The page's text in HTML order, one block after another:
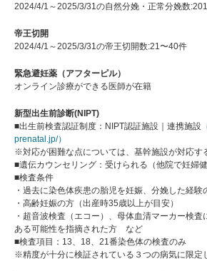
2024/4/1～2025/3/31の自然分娩・正常分娩数
帝王切開
2024/4/1～2025/3/31の帝王切開数:21〜40件
緊急避妊薬（アフターピル）
オンライン診療ができる医師が在籍
新型出生前診断(NIPT)
■出生前検査認証制度：NIPT認証施設｜連携施設
prenatal.jp/）
※対応が困難な点については、基幹施設が対応す
■遺伝カウンセリング：受けられる（他院で妊婦
■検査条件
・過去に染色体疾患の胎児を妊娠、分娩した経験
・高齢妊娠の方（出産時35歳以上が目安）
・超音波検査（エコー）、母体血清マーカー検
ある可能性を指摘された方 など
■検査項目：13、18、21番染色体の検査のみ
※精度が十分に検証されている３つの病気に限定